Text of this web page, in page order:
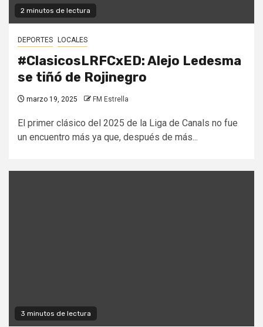
2 minutos de lectura
DEPORTES LOCALES
#ClasicosLRFCxED: Alejo Ledesma
se tiñó de Rojinegro
marzo 19, 2025 FM Estrella
El primer clásico del 2025 de la Liga de Canals no fue
un encuentro más ya que, después de más...
3 minutos de lectura